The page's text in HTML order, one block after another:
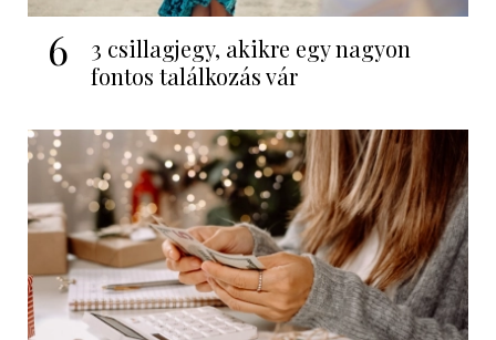
6
3 csillagjegy, akikre egy nagyon
fontos találkozás vár